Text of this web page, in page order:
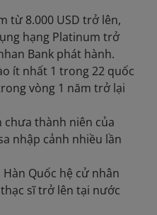
từ 8.000 USD trở lên,
hạng Platinum trở
Bank phát hành.
ít nhất 1 trong 22 quốc
vòng 1 năm trở lại
chưa thành niên của
nhập cảnh nhiều lần
Quốc hệ cử nhân
sĩ trở lên tại nước